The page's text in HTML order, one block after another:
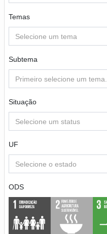
Temas
Selecione um tema
Subtema
Primeiro selecione um tema...
Situação
Selecione um status
UF
Selecione o estado
ODS